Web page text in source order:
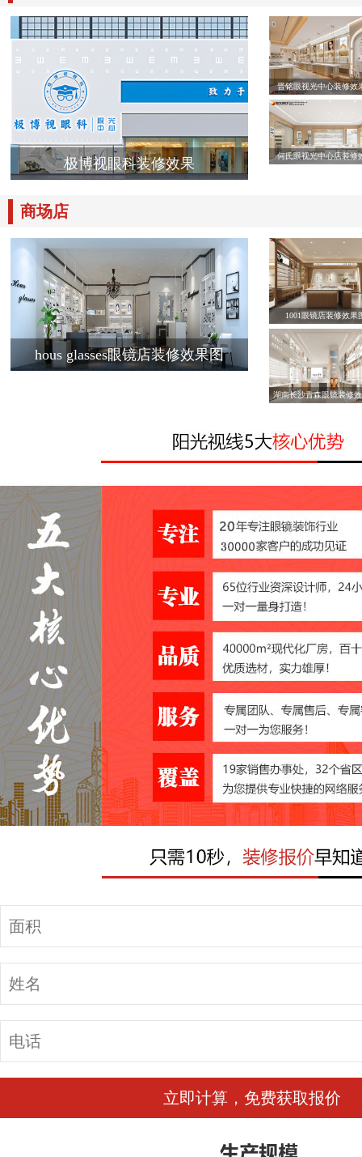
极博视眼科装修效果
晋铭眼视光中心装修效
何氏眼视光中心店装修
商场店
hous glasses眼镜店装修效果图
1001眼镜店装修效果
湖南长沙青森眼镜装修